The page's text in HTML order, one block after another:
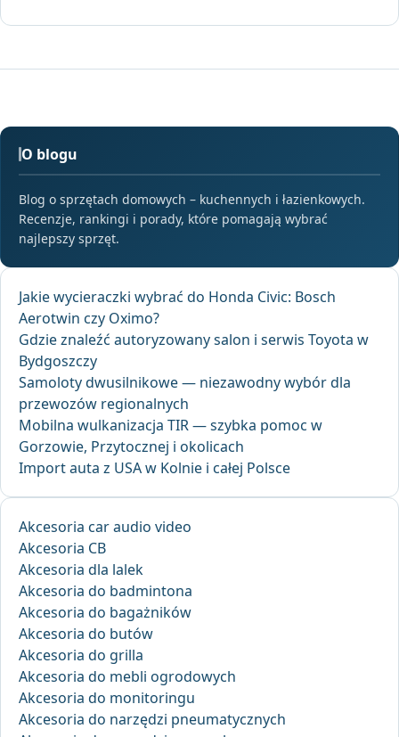
O blogu
Blog o sprzętach domowych – kuchennych i łazienkowych.
Recenzje, rankingi i porady, które pomagają wybrać
najlepszy sprzęt.
Jakie wycieraczki wybrać do Honda Civic: Bosch
Aerotwin czy Oximo?
Gdzie znaleźć autoryzowany salon i serwis Toyota w
Bydgoszczy
Samoloty dwusilnikowe — niezawodny wybór dla
przewozów regionalnych
Mobilna wulkanizacja TIR — szybka pomoc w
Gorzowie, Przytocznej i okolicach
Import auta z USA w Kolnie i całej Polsce
Akcesoria car audio video
Akcesoria CB
Akcesoria dla lalek
Akcesoria do badmintona
Akcesoria do bagażników
Akcesoria do butów
Akcesoria do grilla
Akcesoria do mebli ogrodowych
Akcesoria do monitoringu
Akcesoria do narzędzi pneumatycznych